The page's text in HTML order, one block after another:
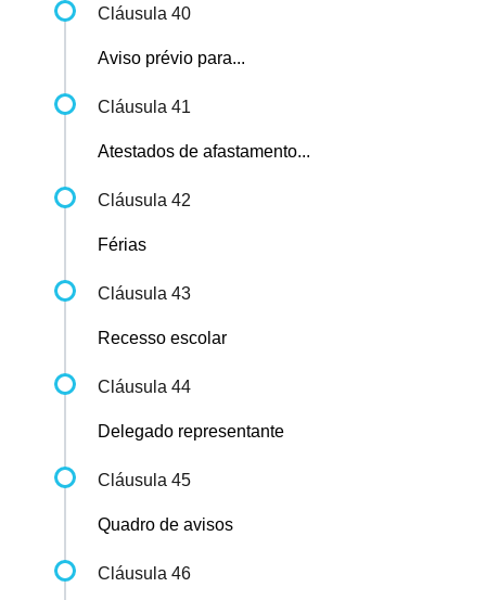
Cláusula 40
Aviso prévio para...
Cláusula 41
Atestados de afastamento...
Cláusula 42
Férias
Cláusula 43
Recesso escolar
Cláusula 44
Delegado representante
Cláusula 45
Quadro de avisos
Cláusula 46